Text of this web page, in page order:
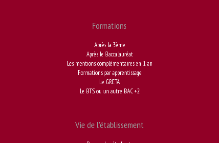
Formations
Après la 3ème
Après le Baccalauréat
Les mentions complémentaires en 1 an
Formations par apprentissage
Le GRETA
Le BTS ou un autre BAC +2
Vie de l'établissement